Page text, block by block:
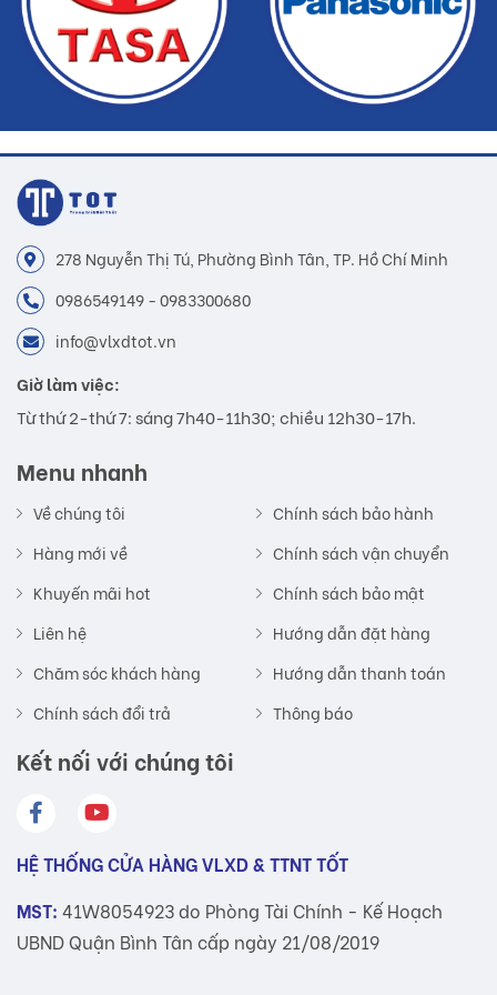
278 Nguyễn Thị Tú, Phường Bình Tân, TP. Hồ Chí Minh
0986549149 - 0983300680
info@vlxdtot.vn
Giờ làm việc:
Từ thứ 2-thứ 7: sáng 7h40-11h30; chiều 12h30-17h.
Menu nhanh
Về chúng tôi
Hàng mới về
Khuyến mãi hot
Liên hệ
Chăm sóc khách hàng
Chính sách đổi trả
Chính sách bảo hành
Chính sách vận chuyển
Chính sách bảo mật
Hướng dẫn đặt hàng
Hướng dẫn thanh toán
Thông báo
Kết nối với chúng tôi
HỆ THỐNG CỬA HÀNG VLXD & TTNT TỐT
MST: 41W8054923 do Phòng Tài Chính - Kế Hoạch
UBND Quận Bình Tân cấp ngày 21/08/2019